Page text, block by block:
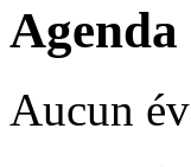
Agenda
Aucun